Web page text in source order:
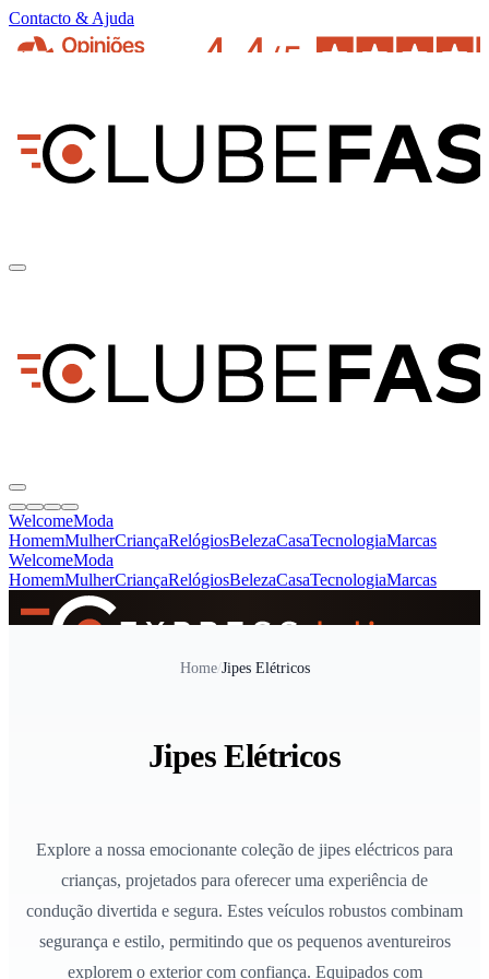
Contacto & Ajuda
WelcomeModa
HomemMulherCriançaRelógiosBelezaCasaTecnologiaMarcas
WelcomeModa
HomemMulherCriançaRelógiosBelezaCasaTecnologiaMarcas
Home/Jipes Elétricos
Jipes Elétricos
Explore a nossa emocionante coleção de jipes eléctricos para
crianças, projetados para oferecer uma experiência de
condução divertida e segura. Estes veículos robustos combinam
segurança e estilo, permitindo que os pequenos aventureiros
explorem o exterior com confiança. Equipados com